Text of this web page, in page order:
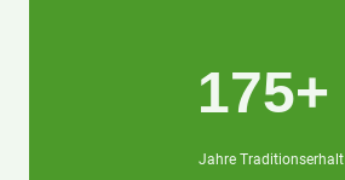
175+
Jahre Traditionserhalt